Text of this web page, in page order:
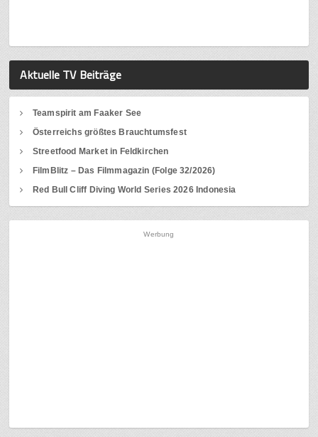
Aktuelle TV Beiträge
Teamspirit am Faaker See
Österreichs größtes Brauchtumsfest
Streetfood Market in Feldkirchen
FilmBlitz – Das Filmmagazin (Folge 32/2026)
Red Bull Cliff Diving World Series 2026 Indonesia
Werbung